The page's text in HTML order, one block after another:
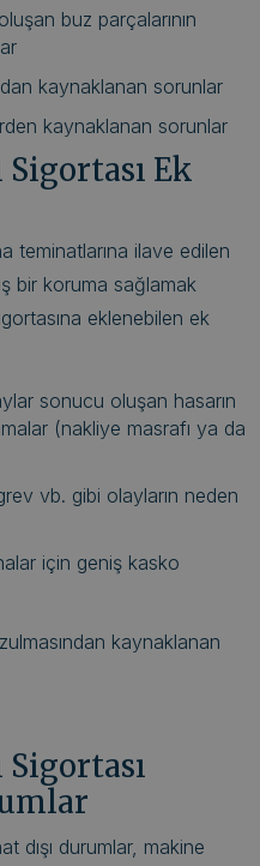
buz parçalarının
kaynaklanan sorunlar
kaynaklanan sorunlar
Sigortası Ek
teminatlarına ilave edilen
bir koruma sağlamak
eklenebilen ek
sonucu oluşan hasarın
(nakliye masrafı ya da
vb. gibi olayların neden
için geniş kasko
kaynaklanan
Sigortası
dışı durumlar, makine